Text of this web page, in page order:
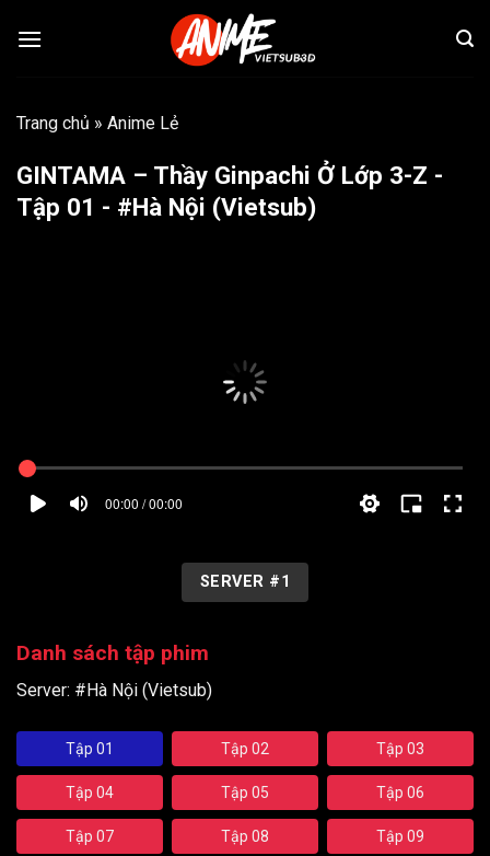
qua
Trang chủ » Anime Lẻ
GINTAMA – Thầy Ginpachi Ở Lớp 3-Z -
Tập 01 - #Hà Nội (Vietsub)
00:00 / 00:00
SERVER #1
Danh sách tập phim
Server: #Hà Nội (Vietsub)
Tập 01 Tập 02 Tập 03
Tập 04 Tập 05 Tập 06
Tập 07 Tập 08 Tập 09